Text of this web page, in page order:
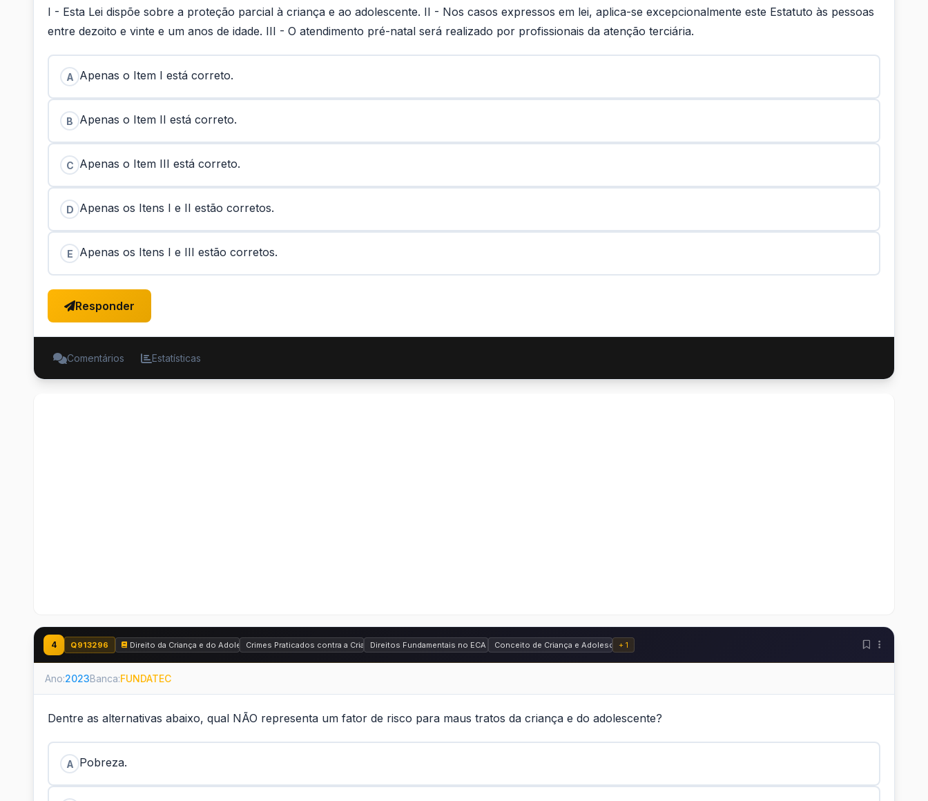
I - Esta Lei dispõe sobre a proteção parcial à criança e ao adolescente. II - Nos casos expressos em lei, aplica-se excepcionalmente este Estatuto às pessoas
entre dezoito e vinte e um anos de idade. III - O atendimento pré-natal será realizado por profissionais da atenção terciária.
A Apenas o Item I está correto.
B Apenas o Item II está correto.
C Apenas o Item III está correto.
D Apenas os Itens I e II estão corretos.
E Apenas os Itens I e III estão corretos.
Responder
Comentários Estatísticas
4 Q913296 Direito da Criança e do Adolescente - Estatuto da Criança e do Adolescente (ECA) - Lei nº 8.069 de 1990
Crimes Praticados contra a Criança e o Adolescente
Direitos Fundamentais no ECA Conceito de Criança e Adolescente e Prioridades
+ 1
Ano:2023Banca:FUNDATEC
Dentre as alternativas abaixo, qual NÃO representa um fator de risco para maus tratos da criança e do adolescente?
A Pobreza.